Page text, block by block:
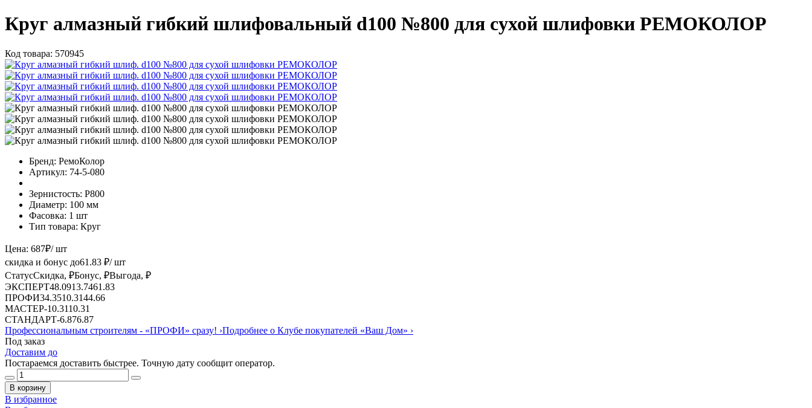
Круг алмазный гибкий шлифовальный d100 №800 для сухой шлифовки РЕМОКОЛОР
Код товара: 570945
Бренд: РемоКолор
Артикул: 74-5-080
Зернистость: Р800
Диаметр: 100 мм
Фасовка: 1 шт
Тип товара: Круг
Цена: 687₽/ шт
скидка и бонус до61.83 ₽/ шт
СтатусСкидка, ₽Бонус, ₽Выгода, ₽
ЭКСПЕРТ48.0913.7461.83
ПРОФИ34.3510.3144.66
МАСТЕР-10.3110.31
СТАНДАРТ-6.876.87
Профессиональным строителям - «ПРОФИ» сразу! ›Подробнее о Клубе покупателей «Ваш Дом» ›
Под заказ
Доставим до
Постараемся доставить быстрее. Точную дату сообщит оператор.
В корзину
В избранное